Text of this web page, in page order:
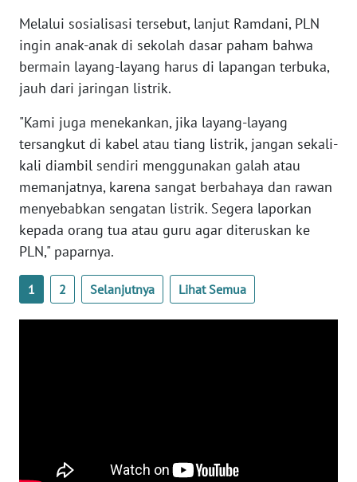
Melalui sosialisasi tersebut, lanjut Ramdani, PLN
ingin anak-anak di sekolah dasar paham bahwa
bermain layang-layang harus di lapangan terbuka,
jauh dari jaringan listrik.
"Kami juga menekankan, jika layang-layang
tersangkut di kabel atau tiang listrik, jangan sekali-
kali diambil sendiri menggunakan galah atau
memanjatnya, karena sangat berbahaya dan rawan
menyebabkan sengatan listrik. Segera laporkan
kepada orang tua atau guru agar diteruskan ke
PLN," paparnya.
1 2 Selanjutnya Lihat Semua
JATENG
WN
NUSANTARA
WN
JOGJA
WN
JATIM
WN
WN
KALBAR